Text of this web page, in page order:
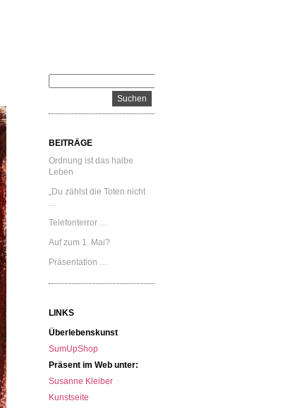
BEITRÄGE
Ordnung ist das halbe
Leben
„Du zählst die Toten nicht
…
Telefonterror …
Auf zum 1. Mai?
Präsentation …
LINKS
Überlebenskunst
SumUpShop
Präsent im Web unter:
Susanne Kleiber
Kunstseite